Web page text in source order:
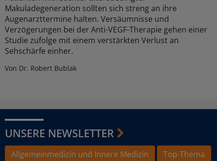
Makuladegeneration sollten sich streng an ihre
Augenarzttermine halten. Versäumnisse und
Verzögerungen bei der Anti-VEGF-Therapie gehen einer
Studie zufolge mit einem verstärkten Verlust an
Sehschärfe einher.
Von Dr. Robert Bublak
UNSERE NEWSLETTER
Allgemeinmedizin und Innere Medizin
Top-Thema